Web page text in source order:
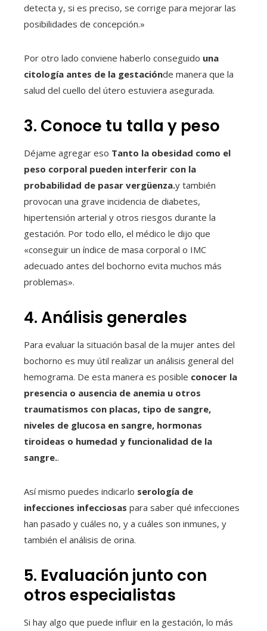
detecta y, si es preciso, se corrige para mejorar las
posibilidades de concepción.»
Por otro lado conviene haberlo conseguido una
citología antes de la gestaciónde manera que la
salud del cuello del útero estuviera asegurada.
3. Conoce tu talla y peso
Déjame agregar eso Tanto la obesidad como el
peso corporal pueden interferir con la
probabilidad de pasar vergüenza.y también
provocan una grave incidencia de diabetes,
hipertensión arterial y otros riesgos durante la
gestación. Por todo ello, el médico le dijo que
«conseguir un índice de masa corporal o IMC
adecuado antes del bochorno evita muchos más
problemas».
4. Análisis generales
Para evaluar la situación basal de la mujer antes del
bochorno es muy útil realizar un análisis general del
hemograma. De esta manera es posible conocer la
presencia o ausencia de anemia u otros
traumatismos con placas, tipo de sangre,
niveles de glucosa en sangre, hormonas
tiroideas o humedad y funcionalidad de la
sangre..
Así mismo puedes indicarlo serología de
infecciones infecciosas para saber qué infecciones
han pasado y cuáles no, y a cuáles son inmunes, y
también el análisis de orina.
5. Evaluación junto con
otros especialistas
Si hay algo que puede influir en la gestación, lo más